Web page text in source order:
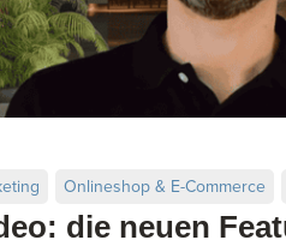
die neuen
Onlineshop & E-Commerce